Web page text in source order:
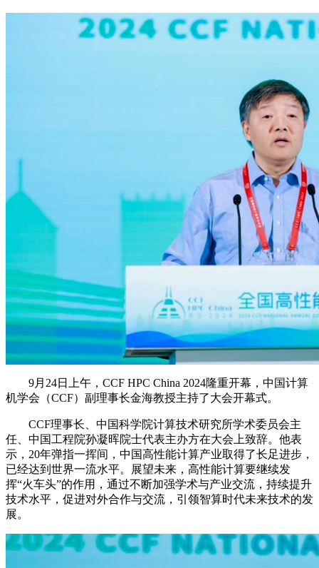
9月24日上午，CCF HPC China 2024隆重开幕，中国计算
机学会（CCF）副理事长金海教授主持了大会开幕式。
CCF理事长、中国科学院计算技术研究所学术委员会主
任、中国工程院孙凝晖院士代表主办方在大会上致辞。他表
示，20年弹指一挥间，中国高性能计算产业取得了长足进步，
已经达到世界一流水平。展望未来，高性能计算要继续发
挥“火车头”的作用，通过不断加强学术与产业交流，持续提升
技术水平，促进对外合作与交流，引领智算时代未来技术的发
展。